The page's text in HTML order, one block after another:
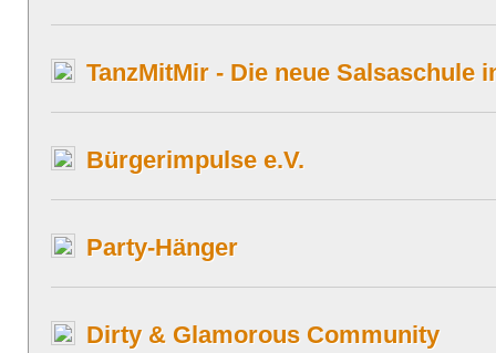
TanzMitMir - Die neue Salsaschule
Bürgerimpulse e.V.
Party-Hänger
Dirty & Glamorous Community